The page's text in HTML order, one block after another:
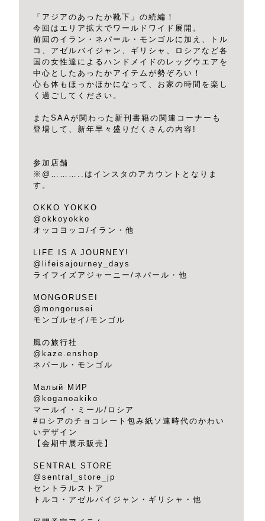
「アジアのあったか靴下」の続編！
今回はエリア拡大でワールドワイド展開。
前回のイラン・ネパール・モンゴルに加え、トル
コ、アゼルバイジャン、ギリシャ、ロシアなど各
国の女性達によるハンドメイドのレッグウエアを
中心としたあったかアイテムが勢ぞろい！
心も体もほっかほかになって、お家の時間を楽し
く過ごしてください。
またSAAが関わった新刊書籍の関連コーナーも
登場して、新年早々盛りだくさんの内容!
参加店舗
※@………..はインスタのアカウントとなりま
す。
OKKO YOKKO
@okkoyokko
オッコヨッコ/イラン・他
LIFE IS A JOURNEY!
@lifeisajourney_days
ライフイズアジャーニー/ネパール・他
MONGORUSEI
@mongorusei
モンゴルセイ/モンゴル
風の旅行社
@kaze.enshop
ネパール・モンゴル
Малый МИР
@koganoakiko
マールイ・ミール/ロシア
#ロシアのチョコレート包み紙ソ連時代のかわい
いデザイン
【会期中展示販売】
SENTRAL STORE
@sentral_store_jp
セントラルストア
トルコ・アゼルバイジャン・ギリシャ・他